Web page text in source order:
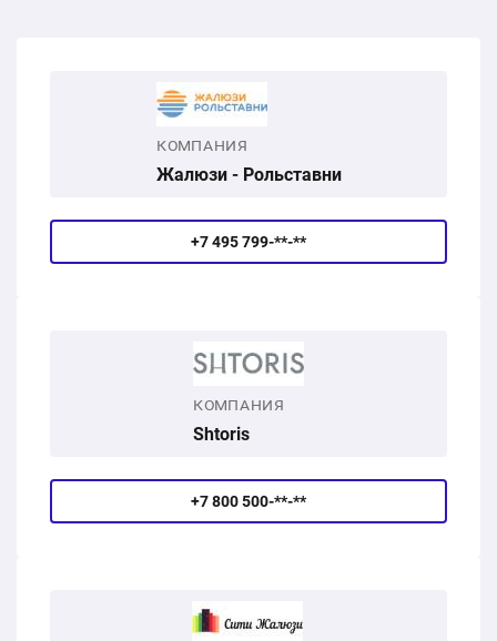
КОМПАНИЯ
Жалюзи - Рольставни
+7 495 799-**-**
КОМПАНИЯ
Shtoris
+7 800 500-**-**